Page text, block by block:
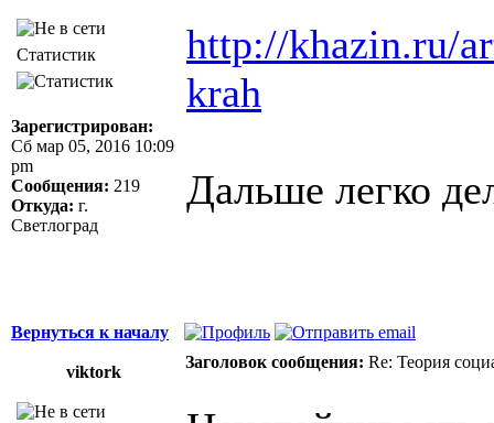
Статистик
Зарегистрирован:
Сб мар 05, 2016 10:09
pm
Сообщения: 219
Откуда: г.
Светлоград
http://khazin.ru/
krah
Дальше легко
Вернуться к началу
viktork
Заголовок сообщения: Re: Теория